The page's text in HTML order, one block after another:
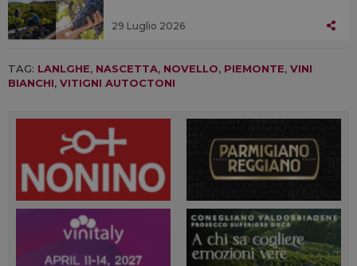
29 Luglio 2026
TAG: LANLGHE, NASCETTA, NOVELLO, PIEMONTE, VINI
BIANCHI, VITIGNI AUTOCTONI